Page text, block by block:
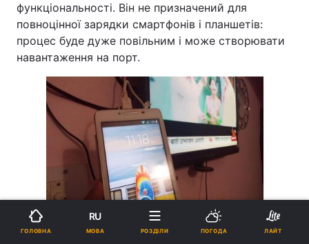
функціональності. Він не призначений для
повноцінної зарядки смартфонів і планшетів:
процес буде дуже повільним і може створювати
навантаження на порт.
Також не варто підключати пристрої, що
ГОЛОВНА
RU
МОВА РОЗДІЛИ ПОГОДА ЛАЙТ